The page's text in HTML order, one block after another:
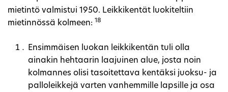
mietintö valmistui 1950. Leikkikentät luokiteltiin
mietinnössä kolmeen: 18
Ensimmäisen luokan leikkikentän tuli olla
ainakin hehtaarin laajuinen alue, josta noin
kolmannes olisi tasoitettava kentäksi juoksu- ja
palloleikkejä varten vanhemmille lapsille ja osa